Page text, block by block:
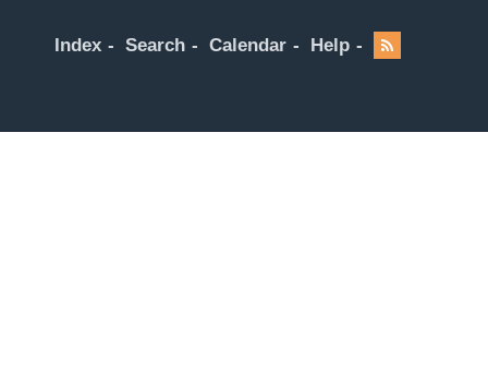
Index Search Calendar Help